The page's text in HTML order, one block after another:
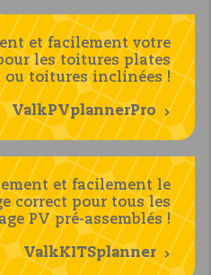
et facilement votre
les toitures plates
ou toitures inclinées !
ValkPVplannerPro
et facilement le
correct pour tous les
PV pré-assemblés !
ValkKITSplanner